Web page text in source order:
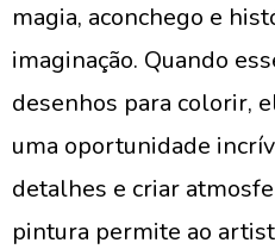
magia, aconchego e
imaginação. Quando
desenhos para colorir,
uma oportunidade
detalhes e criar
pintura permite ao